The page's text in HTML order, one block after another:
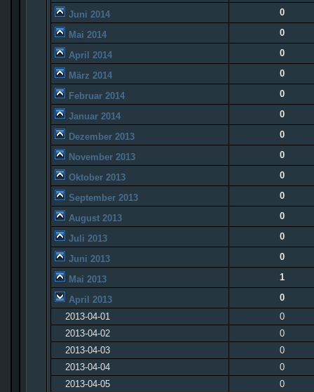
Juni 2014 0
Mai 2014 0
April 2014 0
März 2014 0
Februar 2014 0
Januar 2014 0
Dezember 2013 0
November 2013 0
Oktober 2013 0
September 2013 0
August 2013 0
Juli 2013 0
Juni 2013 0
Mai 2013 1
April 2013
0
2013-04-01
0
2013-04-02
0
2013-04-03
0
2013-04-04
0
2013-04-05
0